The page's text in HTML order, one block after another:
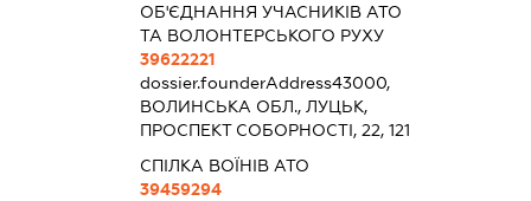
ОБ'ЄДНАННЯ УЧАСНИКІВ АТО
ТА ВОЛОНТЕРСЬКОГО РУХУ
39622221
dossier.founderAddress43000,
ВОЛИНСЬКА ОБЛ., ЛУЦЬК,
ПРОСПЕКТ СОБОРНОСТІ, 22, 121
СПІЛКА ВОЇНІВ АТО
39459294